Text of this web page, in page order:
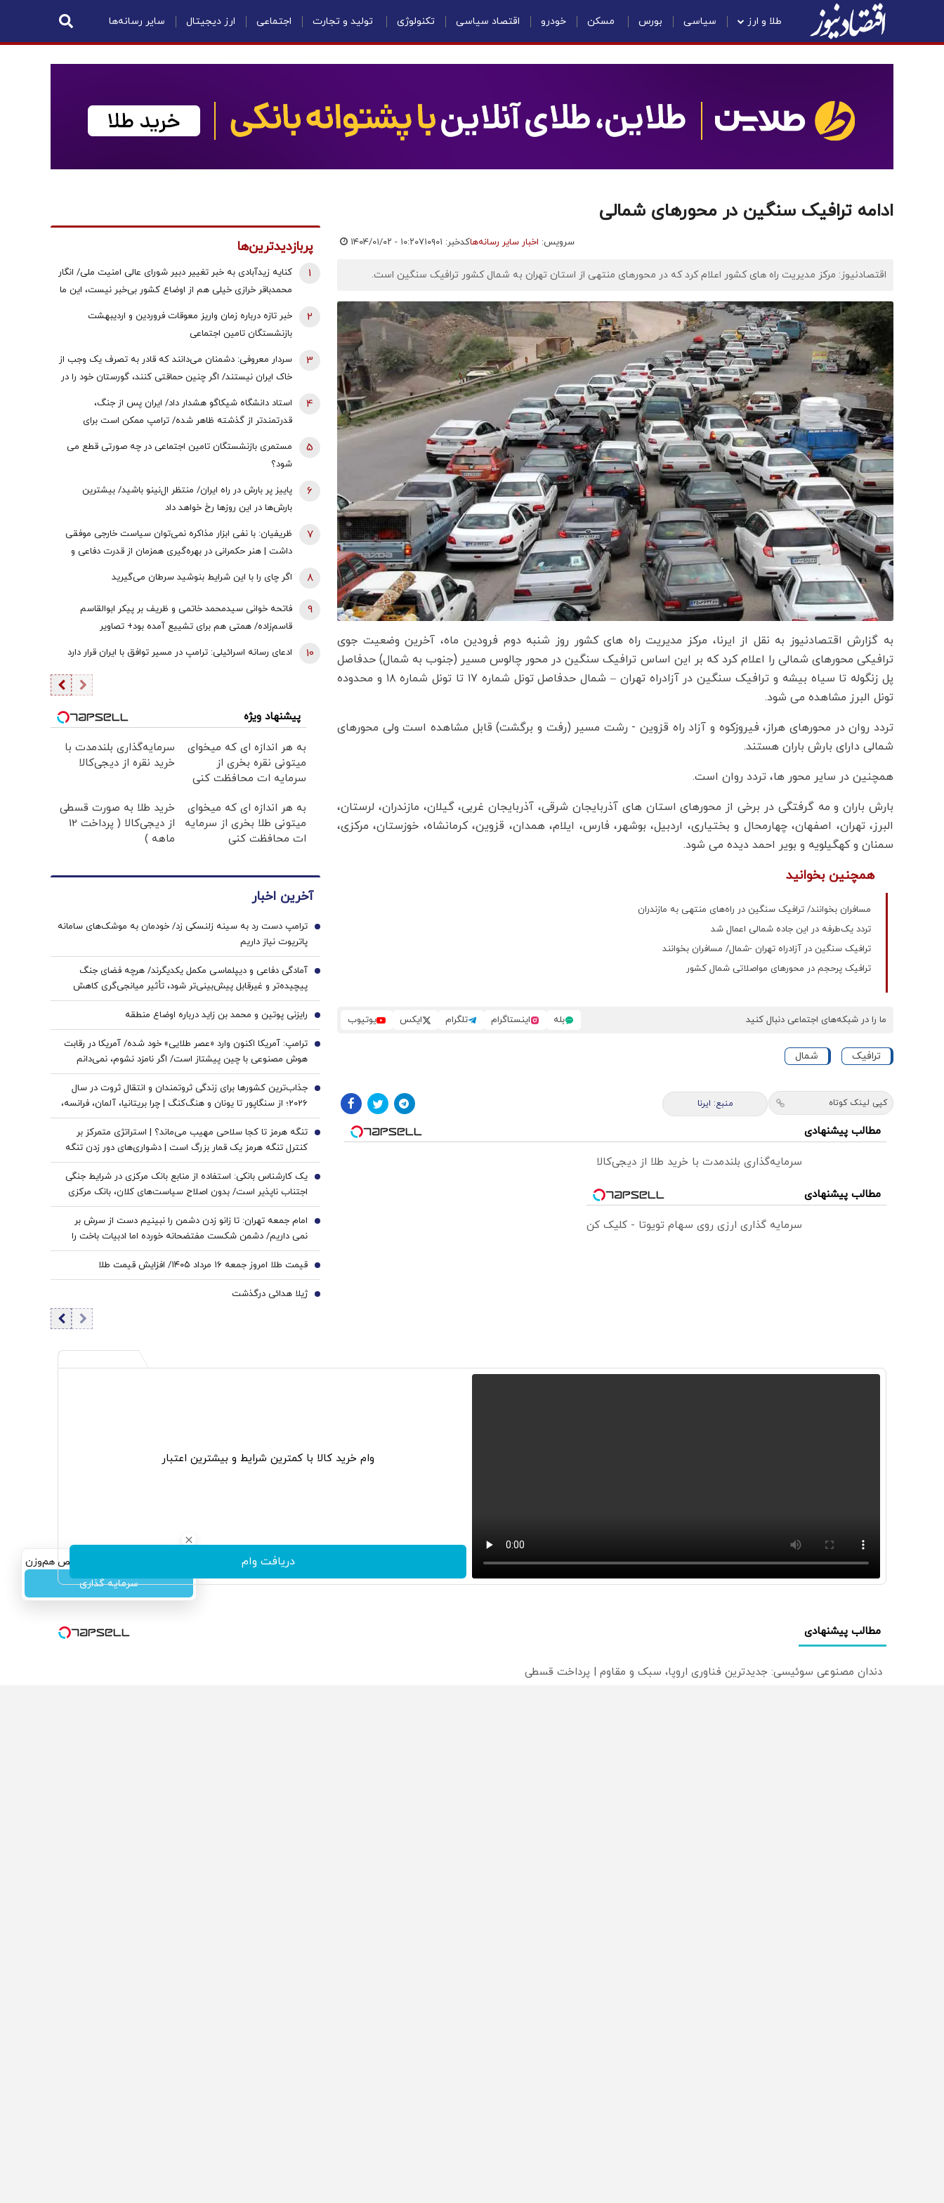
طلا و ارز سیاسی بورس مسکن خودرو اقتصاد سیاسی تکنولوژی تولید و تجارت اجتماعی ارز دیجیتال سایر رسانه‌ها
ادامه ترافیک سنگین در محورهای شمالی
سرویس: اخبار سایر رسانه‌هاکدخبر: ۷۱۰۹۰۱ ۱۴۰۴/۰۱/۰۲ - ۱۰:۲۰
اقتصادنیوز: مرکز مدیریت راه های کشور اعلام کرد که در محورهای منتهی از استان تهران به شمال کشور ترافیک سنگین است.
به گزارش اقتصادنیوز به نقل از ایرنا، مرکز مدیریت راه های کشور روز شنبه دوم فرودین ماه، آخرین وضعیت جوی
ترافیکی محورهای شمالی را اعلام کرد که بر این اساس ترافیک سنگین در محور چالوس مسیر (جنوب به شمال) حدفاصل
پل زنگوله تا سیاه بیشه و ترافیک سنگین در آزادراه تهران – شمال حدفاصل تونل شماره ۱۷ تا تونل شماره ۱۸ و محدوده
تونل البرز مشاهده می شود.
تردد روان در محورهای هراز، فیروزکوه و آزاد راه قزوین - رشت مسیر (رفت و برگشت) قابل مشاهده است ولی محورهای
شمالی دارای بارش باران هستند.
همچنین در سایر محور ها، تردد روان است.
بارش باران و مه گرفتگی در برخی از محورهای استان های آذربایجان شرقی، آذربایجان غربی، گیلان، مازندران، لرستان،
البرز، تهران، اصفهان، چهارمحال و بختیاری، اردبیل، بوشهر، فارس، ایلام، همدان، قزوین، کرمانشاه، خوزستان، مرکزی،
سمنان و کهگیلویه و بویر احمد دیده می شود.
همچنین بخوانید
مسافران بخوانند/ ترافیک سنگین در راه‌های منتهی به مازندران
تردد یک‌طرفه در این جاده شمالی اعمال شد
ترافیک سنگین در آزادراه تهران -شمال/ مسافران بخوانند
ترافیک پرحجم در محورهای مواصلاتی شمال کشور
ما را در شبکه‌های اجتماعی دنبال کنید بله اینستاگرام تلگرام ایکس یوتیوب
ترافیک شمال
کپی لینک کوتاه منبع: ایرنا
مطالب پیشنهادی
سرمایه‌گذاری بلندمدت با خرید طلا از دیجی‌کالا
مطالب پیشنهادی
سرمایه گذاری ارزی روی سهام تویوتا - کلیک کن
سرمایه‌گذاری همسنگ با شاخص هم‌وزن
سرمایه گذاری
پربازدیدترین‌ها
کنایه زیدآبادی به خبر تغییر دبیر شورای عالی امنیت ملی/ انگار
محمدباقر خرازی خیلی هم از اوضاع کشور بی‌خبر نیست، این ما
1
خبر تازه درباره زمان واریز معوقات فروردین و اردیبهشت
بازنشستگان تامین اجتماعی
2
سردار معروفی: دشمنان می‌دانند که قادر به تصرف یک وجب از
خاک ایران نیستند/ اگر چنین حماقتی کنند، گورستان خود را در
آنجا خواهند یافت/ دیپلماسی بدون پشتیبانی مردمی
امکان‌پذیر نیست
3
استاد دانشگاه شیکاگو هشدار داد/ ایران پس از جنگ،
قدرتمندتر از گذشته ظاهر شده/ ترامپ ممکن است برای
دستیابی به یک پیروزی نمادین پیش از انتخابات میان‌دوره‌ای
کنگره، به عملیات زمینی روی بیاورد
4
مستمری بازنشستگان تامین اجتماعی در چه صورتی قطع می
شود؟
5
پاییز پر بارش در راه ایران/ منتظر ال‌نینو باشید/ بیشترین
بارش‌ها در این روزها رخ خواهد داد
6
ظریفیان: با نفی ابزار مذاکره نمی‌توان سیاست خارجی موفقی
داشت | هنر حکمرانی در بهره‌گیری همزمان از قدرت دفاعی و
ظرفیت‌های دیپلماتیک است، نه حذف یکی به نفع دیگری
7
اگر چای را با این شرایط بنوشید سرطان می‌گیرید 8
فاتحه خوانی سیدمحمد خاتمی و ظریف بر پیکر ابوالقاسم
قاسم‌زاده/ همتی هم برای تشییع آمده بود+ تصاویر
9
ادعای رسانه اسرائیلی: ترامپ در مسیر توافق با ایران قرار دارد 10
پیشنهاد ویژه
به هر اندازه ای که میخوای
میتونی نقره بخری از
سرمایه ات محافظت کنی
سرمایه‌گذاری بلندمدت با
خرید نقره از دیجی‌کالا
به هر اندازه ای که میخوای
میتونی طلا بخری از سرمایه
ات محافظت کنی
خرید طلا به صورت قسطی
از دیجی‌کالا ( پرداخت 12
ماهه )
آخرین اخبار
ترامپ دست رد به سینه زلنسکی زد/ خودمان به موشک‌های سامانه
پاتریوت نیاز داریم
1
آمادگی دفاعی و دیپلماسی مکمل یکدیگرند/ هرچه فضای جنگ
پیچیده‌تر و غیرقابل پیش‌بینی‌تر شود، تأثیر میانجی‌گری کاهش
پیدا می‌کند/ نتانیاهو دنبال حفظ وضعیت «نه جنگ، نه صلح» در
منطقه است
2
رایزنی پوتین و محمد بن زاید درباره اوضاع منطقه 3
ترامپ: آمریکا اکنون وارد «عصر طلایی» خود شده/ آمریکا در رقابت
هوش مصنوعی با چین پیشتاز است/ اگر نامزد نشوم، نمی‌دانم
طرفدارانم باز هم رأی می‌دهند یا نه
4
جذاب‌ترین کشورها برای زندگی ثروتمندان و انتقال ثروت در سال
2026؛ از سنگاپور تا یونان و هنگ‌کنگ | چرا بریتانیا، آلمان، فرانسه،
نروژ و کره جنوبی درحال از دست دادن جذابیت هستند؟
5
تنگه هرمز تا کجا سلاحی مهیب می‌ماند؟ | استراتژی متمرکز بر
کنترل تنگه هرمز یک قمار بزرگ است | دشواری‌های دور زدن تنگه
برای نفت خام
6
یک کارشناس بانکی: استفاده از منابع بانک مرکزی در شرایط جنگی
اجتناب ناپذیر است/ بدون اصلاح سیاست‌های کلان، بانک مرکزی
به تنهایی قادر به مهار تورم نیست
7
امام جمعه تهران: تا زانو زدن دشمن را نبینیم دست از سرش بر
نمی داریم/ دشمن شکست مفتضحانه خورده اما ادبیات باخت را
هم بلد نیست
8
قیمت طلا امروز جمعه ۱۶ مرداد ۱۴۰۵/ افزایش قیمت طلا 9
ژیلا هدائی درگذشت 10
وام خرید کالا با کمترین شرایط و بیشترین اعتبار
دریافت وام
مطالب پیشنهادی
دندان مصنوعی سوئیسی: جدیدترین فناوری اروپا، سبک و مقاوم | پرداخت قسطی